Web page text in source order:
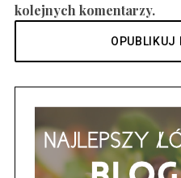
kolejnych komentarzy.